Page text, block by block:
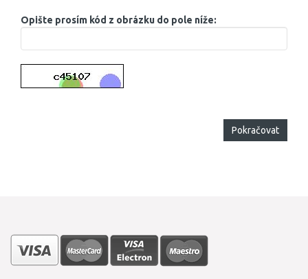
Opište prosím kód z obrázku do pole níže:
Pokračovat